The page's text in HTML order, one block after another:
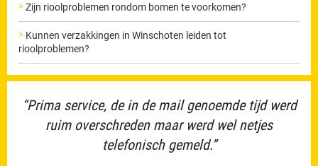
Zijn rioolproblemen rondom bomen te voorkomen?
Kunnen verzakkingen in Winschoten leiden tot
rioolproblemen?
“Prima service, de in de mail genoemde tijd werd
ruim overschreden maar werd wel netjes
telefonisch gemeld.”